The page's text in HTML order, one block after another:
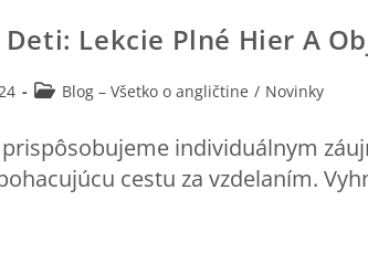
Lekcie Plné Hier A
Blog – Všetko o angličtine / Novinky
individuálnym
cestu za vzdelaním.